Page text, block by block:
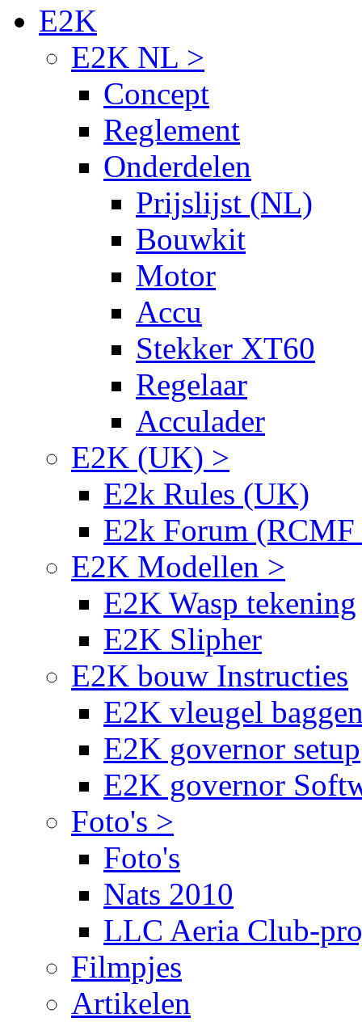
E2K
E2K NL >
Concept
Reglement
Onderdelen
Prijslijst (NL)
Bouwkit
Motor
Accu
Stekker XT60
Regelaar
Acculader
E2K (UK) >
E2k Rules (UK)
E2k Forum
E2K Modellen >
E2K Wasp tekening
E2K Slipher
E2K bouw Instructies
E2K vleugel
E2K governor setup
E2K governor
Foto's >
Foto's
Nats 2010
LLC Aeria Club-
Filmpjes
Artikelen